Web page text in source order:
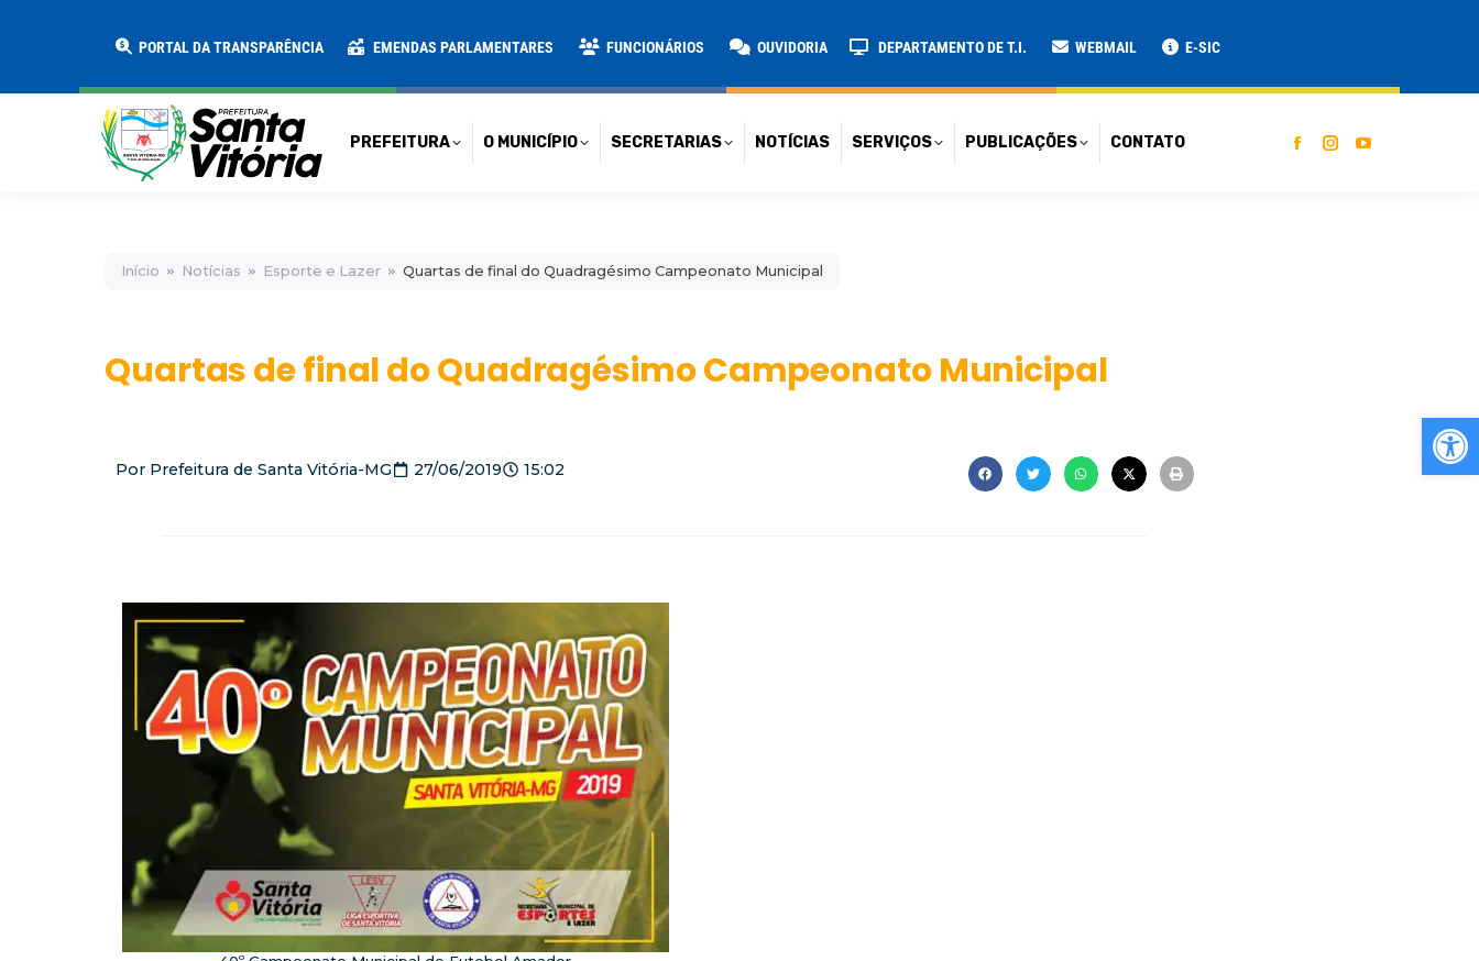
PORTAL DA TRANSPARÊNCIA EMENDAS PARLAMENTARES FUNCIONÁRIOS OUVIDORIA DEPARTAMENTO DE T.I. WEBMAIL E-SIC
PREFEITURA O MUNICÍPIO SECRETARIAS NOTÍCIAS SERVIÇOS PUBLICAÇÕES CONTATO
Início Notícias Esporte e Lazer Quartas de final do Quadragésimo Campeonato Municipal
Quartas de final do Quadragésimo Campeonato Municipal
Por Prefeitura de Santa Vitória-MG 27/06/2019 15:02